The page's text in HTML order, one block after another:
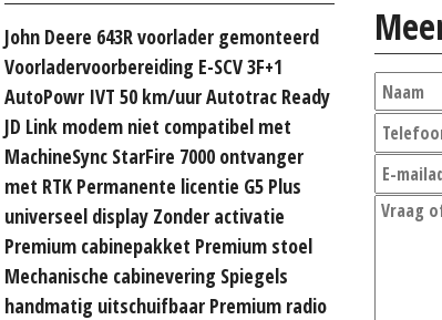
John Deere 643R voorlader gemonteerd
Voorladervoorbereiding E-SCV 3F+1
AutoPowr IVT 50 km/uur Autotrac Ready
JD Link modem niet compatibel met
MachineSync StarFire 7000 ontvanger
met RTK Permanente licentie G5 Plus
universeel display Zonder activatie
Premium cabinepakket Premium stoel
Mechanische cabinevering Spiegels
handmatig uitschuifbaar Premium radio